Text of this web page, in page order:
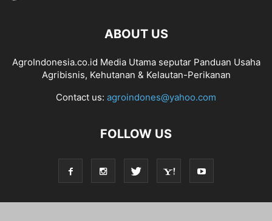
ABOUT US
AgroIndonesia.co.id Media Utama seputar Panduan Usaha
Agribisnis, Kehutanan & Kelautan-Perikanan
Contact us: agroindones@yahoo.com
FOLLOW US